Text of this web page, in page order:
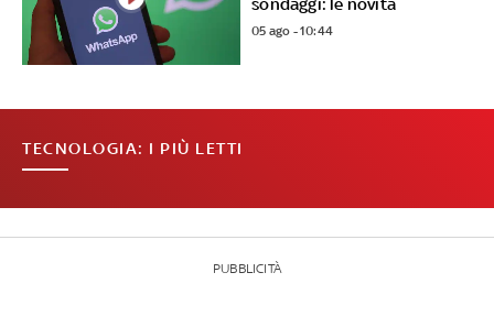
sondaggi: le novità
05 ago - 10:44
TECNOLOGIA: I PIÙ LETTI
PUBBLICITÀ